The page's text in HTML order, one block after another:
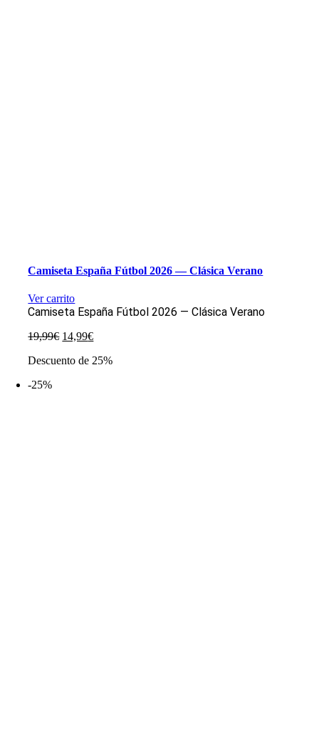
Camiseta España Fútbol 2026 — Clásica Verano
Ver carrito
Camiseta España Fútbol 2026 — Clásica Verano
19,99€ El
original
14,99€El
actual
Descuento de 25%
-25%